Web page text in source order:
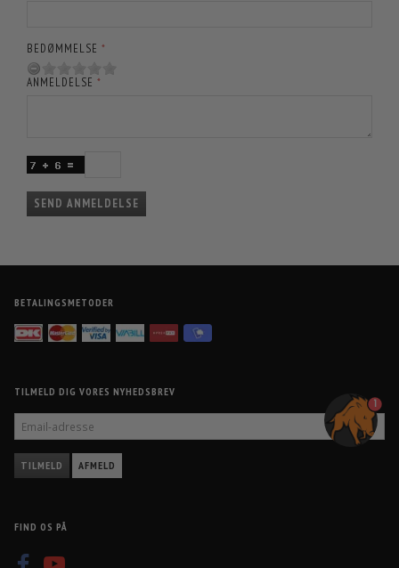
BEDØMMELSE
ANMELDELSE
SEND ANMELDELSE
BETALINGSMETODER
TILMELD DIG VORES NYHEDSBREV
ADRESSE
TILMELD AFMELD
FIND OS PÅ
1